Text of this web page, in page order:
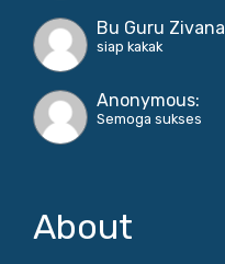
Bu Guru Zivana
siap kakak
Anonymous:
Semoga sukses
About